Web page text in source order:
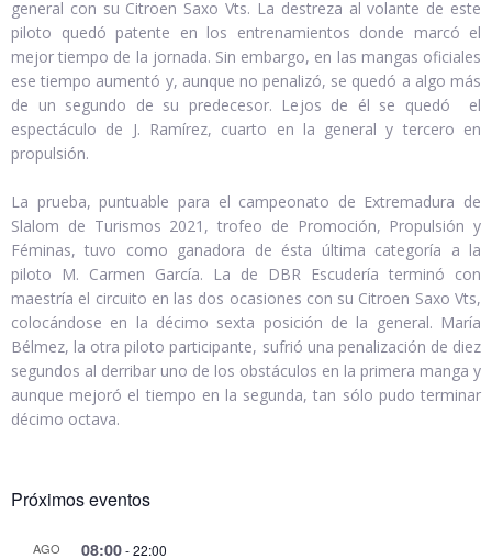
general con su Citroen Saxo Vts. La destreza al volante de este
piloto quedó patente en los entrenamientos donde marcó el
mejor tiempo de la jornada. Sin embargo, en las mangas oficiales
ese tiempo aumentó y, aunque no penalizó, se quedó a algo más
de un segundo de su predecesor. Lejos de él se quedó el
espectáculo de J. Ramírez, cuarto en la general y tercero en
propulsión.
La prueba, puntuable para el campeonato de Extremadura de
Slalom de Turismos 2021, trofeo de Promoción, Propulsión y
Féminas, tuvo como ganadora de ésta última categoría a la
piloto M. Carmen García. La de DBR Escudería terminó con
maestría el circuito en las dos ocasiones con su Citroen Saxo Vts,
colocándose en la décimo sexta posición de la general. María
Bélmez, la otra piloto participante, sufrió una penalización de diez
segundos al derribar uno de los obstáculos en la primera manga y
aunque mejoró el tiempo en la segunda, tan sólo pudo terminar
décimo octava.
Próximos eventos
AGO 08:00-22:00